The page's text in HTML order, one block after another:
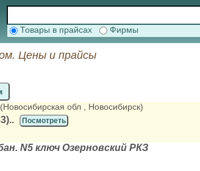
Товары в прайсах Фирмы
Цены и прайсы
, (Новосибирская обл , Новосибирск)
Посмотреть
N5 ключ Озерновский РКЗ